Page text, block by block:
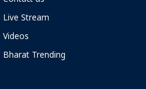
Live Stream
Videos
Bharat Trending